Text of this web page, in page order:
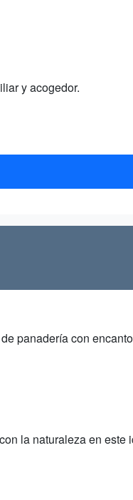
y acogedor.
panadería con
la naturaleza en este